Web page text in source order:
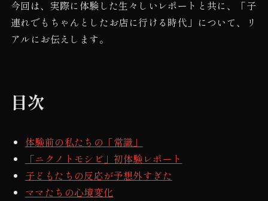
今回は、実際に体験した生々しいレポートと共に、「子
連れでもちゃんとしたお店に行ける時代」について、リ
アルにお伝えします。
目次
体験前の私たちの「常識」
「ニクノトモシビ」初体験レポート
子どもたちの反応が予想外すぎた
ママたちの心境変化